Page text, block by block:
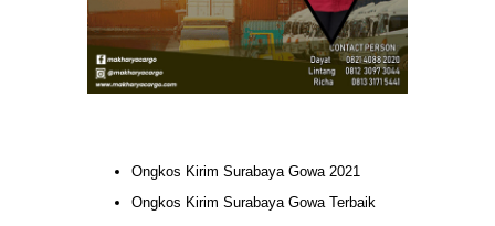
Ongkos Kirim Surabaya Gowa 2021
Ongkos Kirim Surabaya Gowa Terbaik